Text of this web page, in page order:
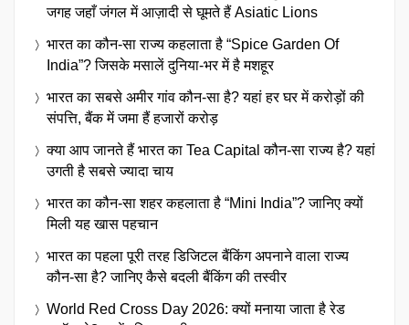
जगह जहाँ जंगल में आज़ादी से घूमते हैं Asiatic Lions
भारत का कौन-सा राज्य कहलाता है “Spice Garden Of
India”? जिसके मसालें दुनिया-भर में है मशहूर
भारत का सबसे अमीर गांव कौन-सा है? यहां हर घर में करोड़ों की
संपत्ति, बैंक में जमा हैं हजारों करोड़
क्या आप जानते हैं भारत का Tea Capital कौन-सा राज्य है? यहां
उगती है सबसे ज्यादा चाय
भारत का कौन-सा शहर कहलाता है “Mini India”? जानिए क्यों
मिली यह खास पहचान
भारत का पहला पूरी तरह डिजिटल बैंकिंग अपनाने वाला राज्य
कौन-सा है? जानिए कैसे बदली बैंकिंग की तस्वीर
World Red Cross Day 2026: क्यों मनाया जाता है रेड